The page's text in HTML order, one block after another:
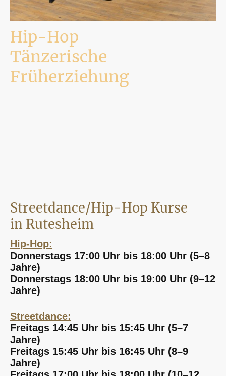
Hip-Hop
Tänzerische
Früherziehung
Streetdance/Hip-Hop Kurse
in Rutesheim
Hip-Hop:
Donnerstags 17:00 Uhr bis 18:00 Uhr (5–8
Jahre)
Donnerstags 18:00 Uhr bis 19:00 Uhr (9–12
Jahre)
Streetdance:
Freitags 14:45 Uhr bis 15:45 Uhr (5–7
Jahre)
Freitags 15:45 Uhr bis 16:45 Uhr (8–9
Jahre)